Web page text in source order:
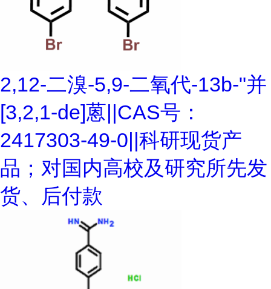
2,12-二溴-5,9-二氧代-13b-"并
[3,2,1-de]蒽||CAS号：
2417303-49-0||科研现货产
品；对国内高校及研究所先发
货、后付款